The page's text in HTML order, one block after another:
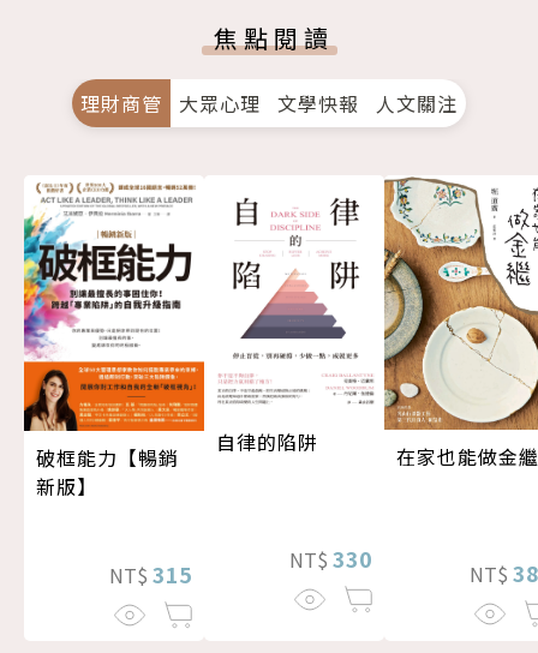
焦點閱讀
理財商管 大眾心理 文學快報 人文關注
破框能力【暢銷
新版】
NT$ 315
自律的陷阱
NT$ 330
在家也能做金繼
NT$